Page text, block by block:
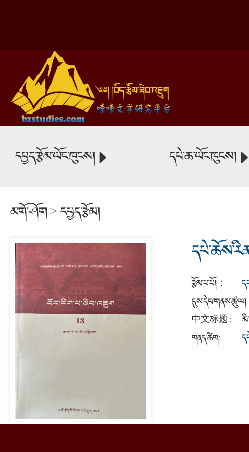
དཔྱད་རྩོམ་ཡོང་ཁུངས། དཔེ་ཆ་ཡོང་ཁུངས།
མགོ་ཤོག>དཔྱད་རྩོམ།
རྩོམ་པ་པོ། ：
དུས་དེབ་གནས་ཚུལ།
中文标题 :
གནད་ཚིག: